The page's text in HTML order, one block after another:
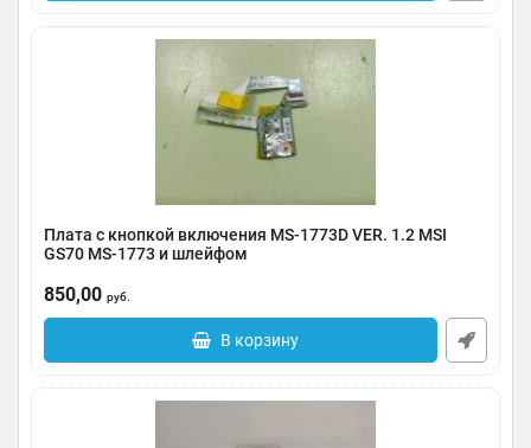
Плата с кнопкой включения MS-1773D VER. 1.2 MSI
GS70 MS-1773 и шлейфом
850,00 руб.
В корзину